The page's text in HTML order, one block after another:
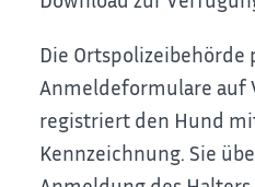
Die Ortspolizeibehörde
Anmeldeformulare auf
registriert den Hund
Kennzeichnung. Sie